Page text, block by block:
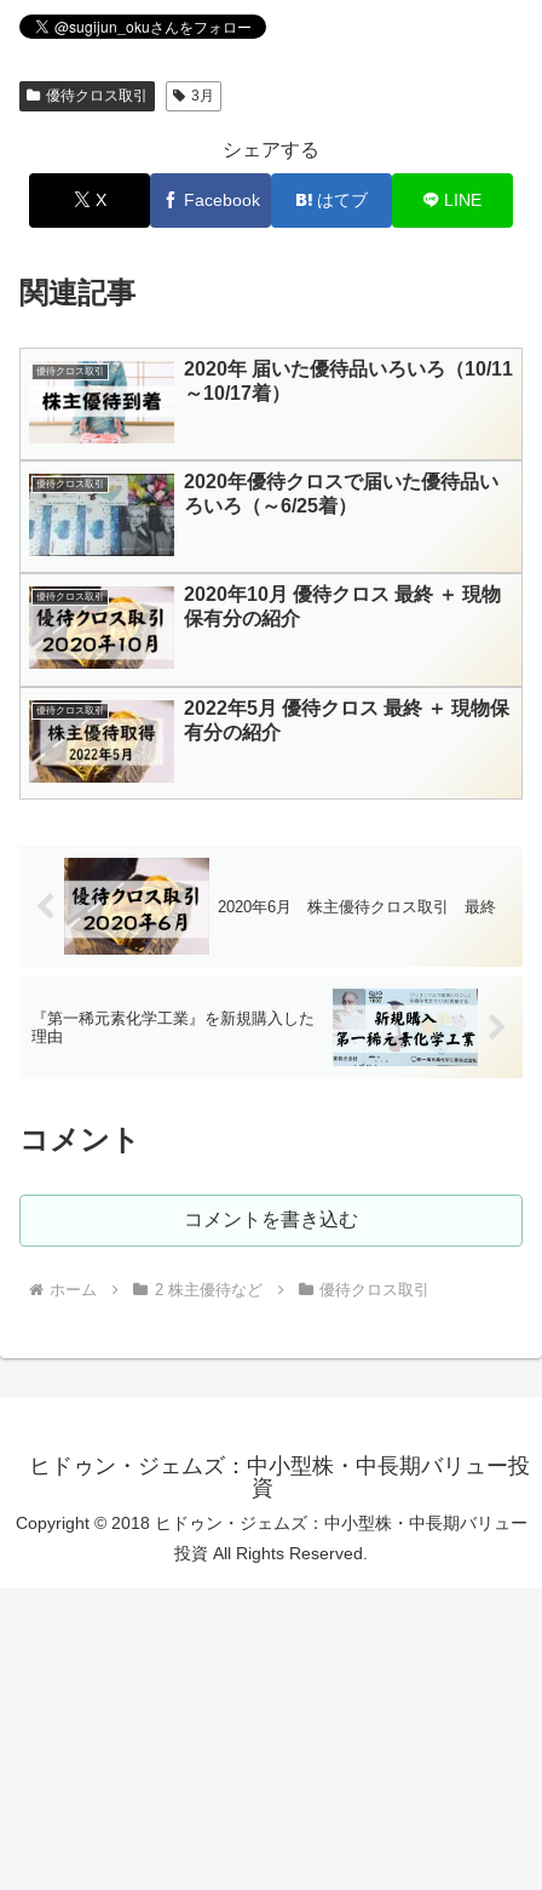
優待クロス取引 3月
シェアする
X Facebook はてブ LINE
関連記事
優待クロス取引
2020年 届いた優待品いろいろ（10/11
～10/17着）
優待クロス取引
2020年優待クロスで届いた優待品い
ろいろ（～6/25着）
優待クロス取引
2020年10月 優待クロス 最終 ＋ 現物
保有分の紹介
優待クロス取引
2022年5月 優待クロス 最終 ＋ 現物保
有分の紹介
2020年6月 株主優待クロス取引 最終
『第一稀元素化学工業』を新規購入した
理由
コメント
コメントを書き込む
ホーム 2 株主優待など 優待クロス取引
ヒドゥン・ジェムズ：中小型株・中長期バリュー投
資
Copyright © 2018 ヒドゥン・ジェムズ：中小型株・中長期バリュー
投資 All Rights Reserved.